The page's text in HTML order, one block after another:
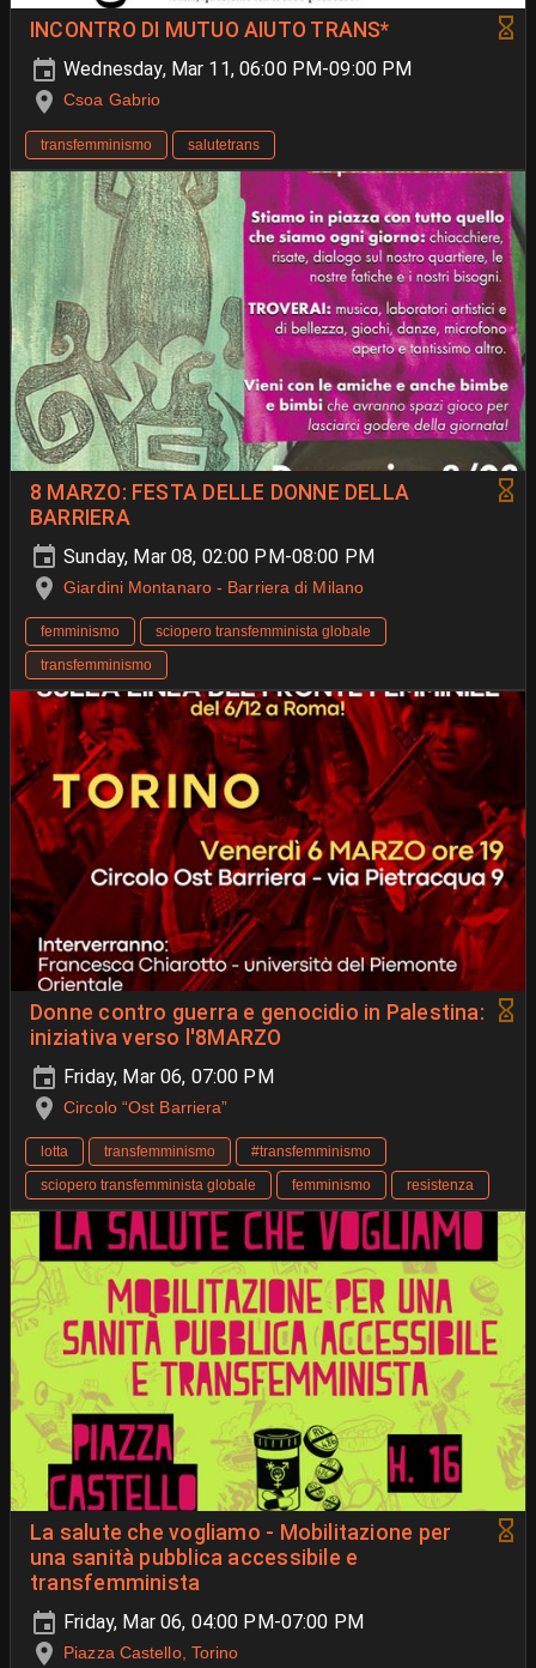
INCONTRO DI MUTUO AIUTO TRANS*
Wednesday, Mar 11, 06:00 PM-09:00 PM
Csoa Gabrio
transfemminismo salutetrans
8 MARZO: FESTA DELLE DONNE DELLA
BARRIERA
Sunday, Mar 08, 02:00 PM-08:00 PM
Giardini Montanaro - Barriera di Milano
femminismo
sciopero transfemminista globale
transfemminismo
Donne contro guerra e genocidio in Palestina:
iniziativa verso l'8MARZO
Friday, Mar 06, 07:00 PM
Circolo “Ost Barriera”
lotta transfemminismo
#transfemminismo
sciopero transfemminista globale
femminismo resistenza
La salute che vogliamo - Mobilitazione per
una sanità pubblica accessibile e
transfemminista
Friday, Mar 06, 04:00 PM-07:00 PM
Piazza Castello, Torino